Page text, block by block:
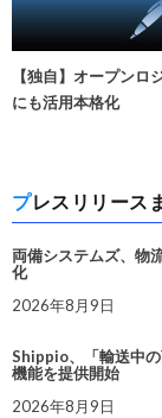
【独自】オープン
にも活用本格化
プレスリリー
両備システムズ、物
化
2026年8月9日
Shippio、「輸送中
機能を提供開始
2026年8月9日